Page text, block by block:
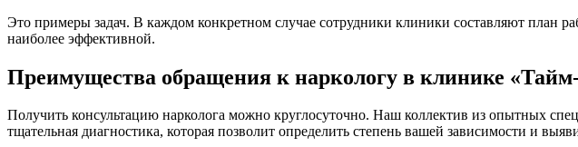
Это примеры задач. В каждом конкретном случае сотрудники клиники составляют план
наиболее эффективной.
Преимущества обращения к наркологу в клинике
Получить консультацию нарколога можно круглосуточно. Наш коллектив из опытных
тщательная диагностика, которая позволит определить степень вашей зависимости и